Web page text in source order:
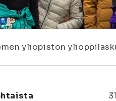
yliopiston